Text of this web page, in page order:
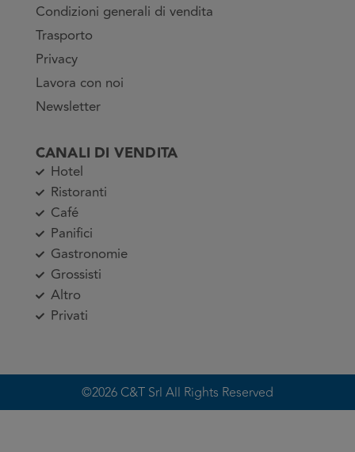
Condizioni generali di vendita
Trasporto
Privacy
Lavora con noi
Newsletter
CANALI DI VENDITA
Hotel
Ristoranti
Café
Panifici
Gastronomie
Grossisti
Altro
Privati
©2026 C&T Srl All Rights Reserved